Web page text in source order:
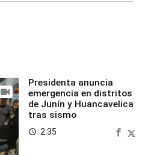
Presidenta anuncia
emergencia en distritos
de Junín y Huancavelica
tras sismo
access_time 2:35